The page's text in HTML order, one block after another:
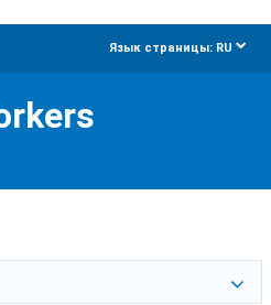
Язык страницы: RU dropdown